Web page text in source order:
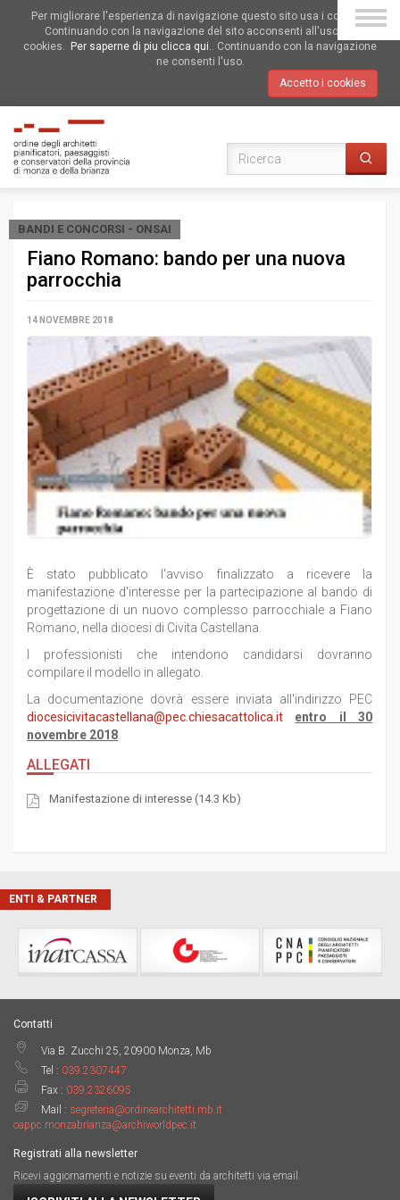
Per migliorare l'esperienza di navigazione questo sito usa i cookies.
Continuando con la navigazione del sito acconsenti all'uso dei
cookies.
Per saperne di piu clicca qui.. Continuando con la navigazione
ne consenti l'uso.
Accetto i cookies
BANDI E CONCORSI - ONSAI
Fiano Romano: bando per una nuova
parrocchia
14 NOVEMBRE 2018
È stato pubblicato l'avviso finalizzato a ricevere la
manifestazione d'interesse per la partecipazione al bando di
progettazione di un nuovo complesso parrocchiale a Fiano
Romano, nella diocesi di Civita Castellana.
I professionisti che intendono candidarsi dovranno
compilare il modello in allegato.
La documentazione dovrà essere inviata all'indirizzo PEC
diocesicivitacastellana@pec.chiesacattolica.it
entro il 30
novembre 2018
ALLEGATI
Manifestazione di interesse (14.3 Kb)
ENTI & PARTNER
Contatti
Via B. Zucchi 25, 20900 Monza, Mb
Tel : 039.2307447
Fax : 039.2326095
Mail : segreteria@ordinearchitetti.mb.it
oappc.monzabrianza@archiworldpec.it
Registrati alla newsletter
Ricevi aggiornamenti e notizie su eventi da architetti via email.